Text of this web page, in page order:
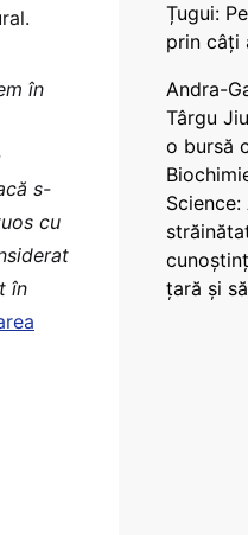
în
s-
cu
în
Țugui:
prin câți
Andra-
Târgu
o bursă
țară și